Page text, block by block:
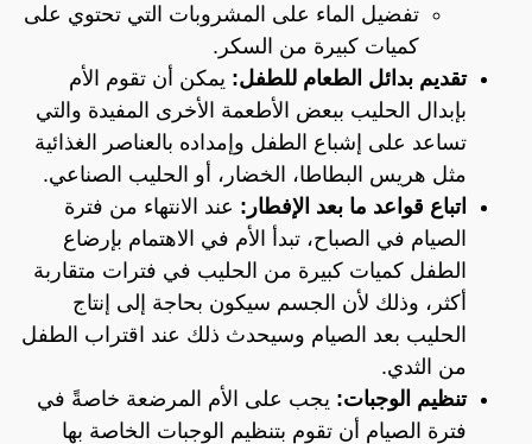
تفضيل الماء على المشروبات التي تحتوي على
كميات كبيرة من السكر.
تقديم بدائل الطعام للطفل: يمكن أن تقوم الأم
بإبدال الحليب ببعض الأطعمة الأخرى المفيدة والتي
تساعد على إشباع الطفل وإمداده بالعناصر الغذائية
مثل هريس البطاطا، الخضار، أو الحليب الصناعي.
اتباع قواعد ما بعد الإفطار: عند الانتهاء من فترة
الصيام في الصباح، تبدأ الأم في الاهتمام بإرضاع
الطفل كميات كبيرة من الحليب في فترات متقاربة
أكثر، وذلك لأن الجسم سيكون بحاجة إلى إنتاج
الحليب بعد الصيام وسيحدث ذلك عند اقتراب الطفل
من الثدي.
تنظيم الوجبات: يجب على الأم المرضعة خاصةً في
فترة الصيام أن تقوم بتنظيم الوجبات الخاصة بها